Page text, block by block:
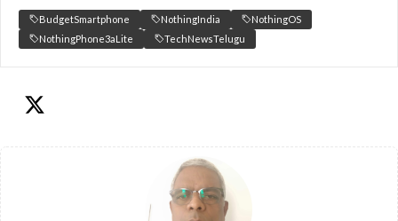
BudgetSmartphone NothingIndia
NothingOS
NothingPhone3aLite
TechNewsTelugu